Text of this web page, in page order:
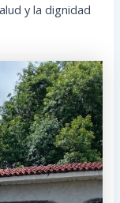
y la dignidad